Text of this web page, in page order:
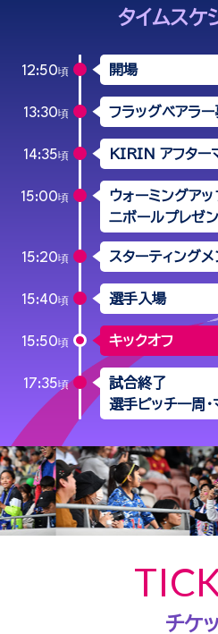
タイムスケ
12:50頃 開場
13:30頃 フラッグベアラ
14:35頃 KIRIN アフター
15:00頃 ウォーミングア
ニボールプレゼ
15:20頃 スターティング
15:40頃 選手入場
15:50頃 キックオフ
17:35頃
試合終了
選手ピッチ一周
チケ